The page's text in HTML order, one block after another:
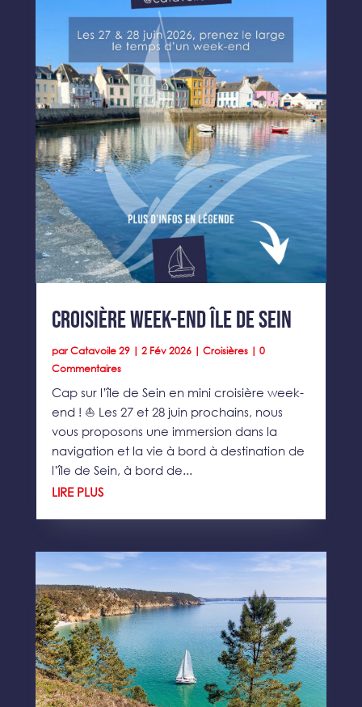
Croisière Week-end île de Sein
parCatavoile 29| 2 Fév 2026| Croisières| 0
Commentaires
Cap sur l’île de Sein en mini croisière week-
end ! ⛵ Les 27 et 28 juin prochains, nous
vous proposons une immersion dans la
navigation et la vie à bord à destination de
l’île de Sein, à bord de...
LIRE PLUS